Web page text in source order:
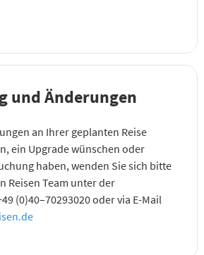
und Änderungen
an Ihrer geplanten Reise
ein Upgrade wünschen oder
haben, wenden Sie sich bitte
Reisen Team unter der
(0)40–70293020 oder via E-Mail